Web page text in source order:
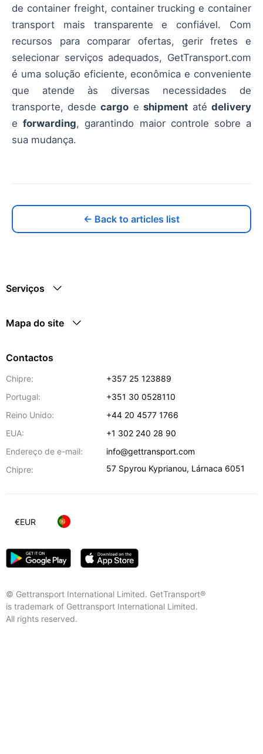
de container freight, container trucking e container
transport mais transparente e confiável. Com
recursos para comparar ofertas, gerir fretes e
selecionar serviços adequados, GetTransport.com
é uma solução eficiente, econômica e conveniente
que atende às diversas necessidades de
transporte, desdecargo e shipment atédelivery
eforwarding, garantindo maior controle sobre a
sua mudança.
← Back to articles list
Serviços
Mapa do site
Contactos
Chipre:
+357 25 123889
Portugal:
+351 30 0528110
Reino Unido:
+44 20 4577 1766
EUA:
+1 302 240 28 90
Endereço de e-mail:
info@gettransport.com
Chipre:
57 Spyrou Kyprianou, Lárnaca 6051
© Gettransport International Limited. GetTransport®
is trademark of Gettransport International Limited.
All rights reserved.
€EUR